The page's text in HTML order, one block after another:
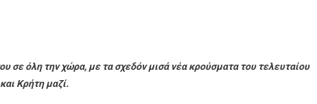
σε όλη την χώρα, με τα σχεδόν μισά νέα κρούσματα του τελευταίου
Κρήτη μαζί.